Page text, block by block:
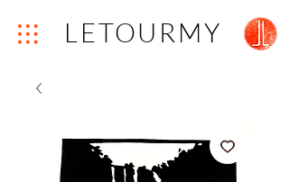
LETOURMY